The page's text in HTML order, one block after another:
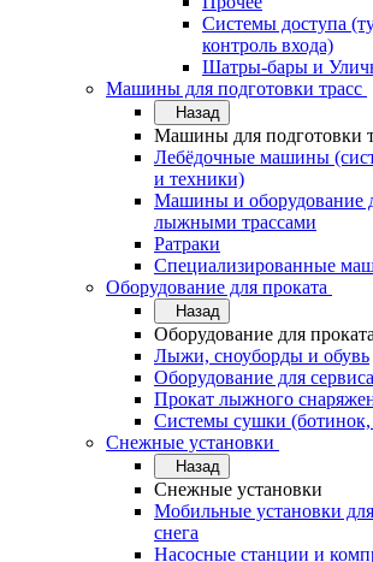
Системы доступа
контроль входа)
Шатры-бары и
Машины для подготовки трасс
Назад
Машины для подготовки
Лебёдочные машины
и техники)
Машины и оборудование
лыжными трассами
Ратраки
Специализированные
Оборудование для проката
Назад
Оборудование для проката
Лыжи, сноуборды и обувь
Оборудование для
Прокат лыжного
Системы сушки
Снежные установки
Назад
Снежные установки
Мобильные установки
снега
Насосные станции и